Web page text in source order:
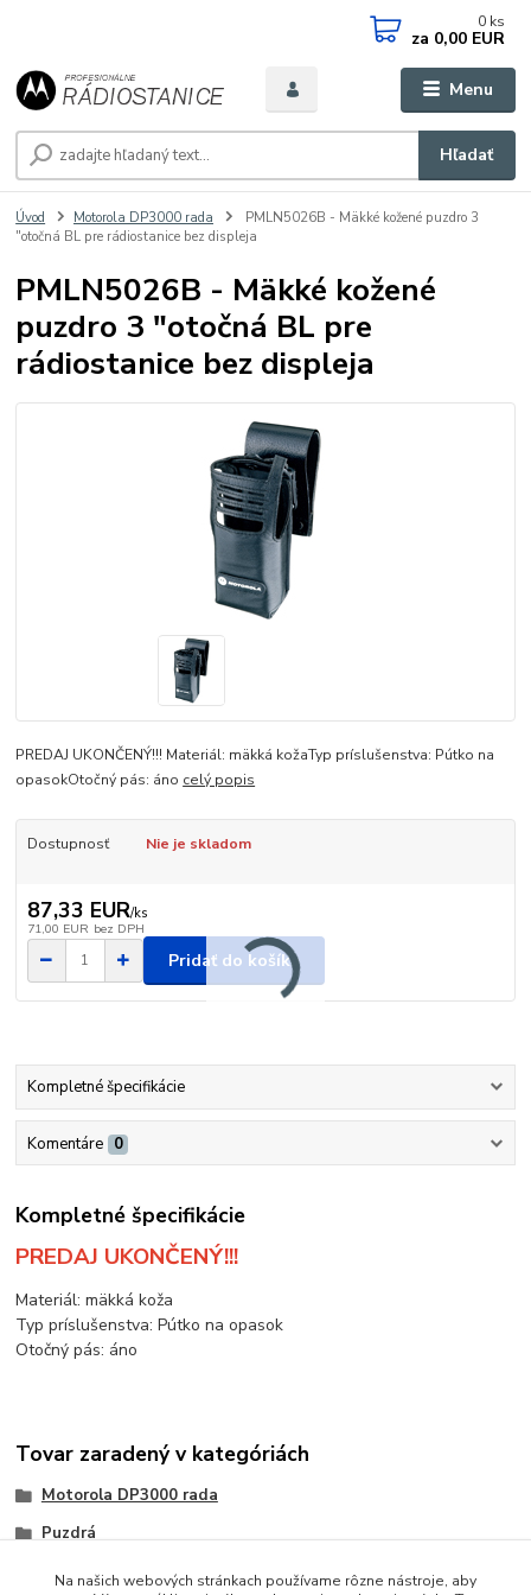
Menu
Hľadať
0 ks
za 0,00 EUR
Úvod Motorola DP3000 rada
PMLN5026B - Mäkké kožené puzdro 3
"otočná BL pre rádiostanice bez displeja
PMLN5026B - Mäkké kožené
puzdro 3 "otočná BL pre
rádiostanice bez displeja
PREDAJ UKONČENÝ!!! Materiál: mäkká kožaTyp príslušenstva: Pútko na
opasokOtočný pás: áno celý popis
Dostupnosť Nie je skladom
87,33 EUR/ks
71,00 EUR bez DPH
Pridať do košíka
Kompletné špecifikácie
Komentáre 0
Kompletné špecifikácie
PREDAJ UKONČENÝ!!!
Materiál: mäkká koža
Typ príslušenstva: Pútko na opasok
Otočný pás: áno
Tovar zaradený v kategóriách
Motorola DP3000 rada
Puzdrá
Na našich webových stránkach používame rôzne nástroje, aby